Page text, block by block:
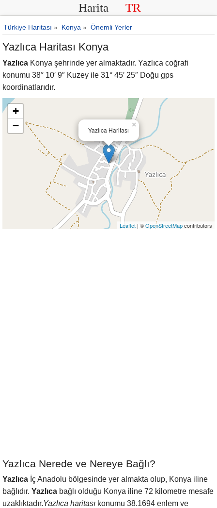
Harita TR
Türkiye Haritası » Konya » Önemli Yerler
Yazlıca Haritası Konya
Yazlıca Konya şehrinde yer almaktadır. Yazlıca coğrafi
konumu 38° 10′ 9″ Kuzey ile 31° 45′ 25″ Doğu gps
koordinatlarıdır.
Yazlıca Haritası
×
+
−
Leaflet | ©OpenStreetMapcontributors
Yazlıca Nerede ve Nereye Bağlı?
Yazlıca İç Anadolu bölgesinde yer almakta olup, Konya iline
bağlıdır. Yazlıca bağlı olduğu Konya iline 72 kilometre mesafe
uzaklıktadır.Yazlıca haritası konumu 38.1694 enlem ve